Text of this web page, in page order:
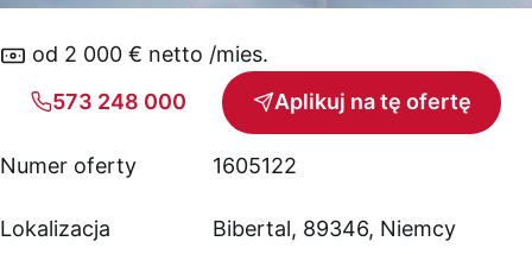
od 2 000 € netto /mies.
573 248 000
Aplikuj na tę ofertę
Numer oferty 1605122
Lokalizacja Bibertal, 89346, Niemcy